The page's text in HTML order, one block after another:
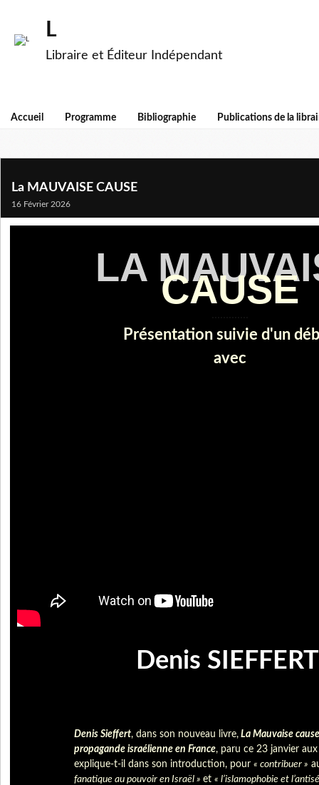
L
Libraire et Éditeur Indépendant
Accueil Programme Bibliographie Publications de la
La MAUVAISE CAUSE
16 Février 2026
LA CAUSE
Présentation suivie d'un
avec
Denis SIEFFERT
Denis Sieffert, dans son nouveau livre, La Mauvaise
propagande israélienne en France, paru ce 23 janvier
explique-t-il dans son introduction, pour « contribuer »
fanatique au pouvoir en Israël » et « l’islamophobie et